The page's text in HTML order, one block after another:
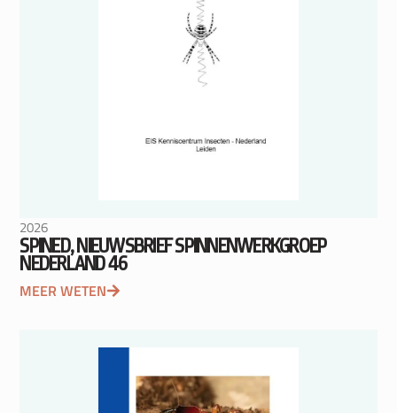
2026
SPINED, NIEUWSBRIEF SPINNENWERKGROEP
NEDERLAND 46
MEER WETEN